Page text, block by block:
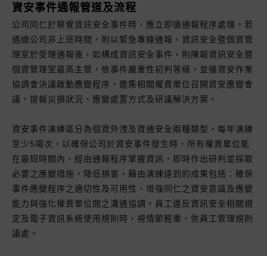
資安事件通報管道及流程
公司同仁於察覺資訊安全事件時，應立即循通報程序處理。若
遇總公司非上班時間，則以緊急專線通報。資訊安全暨個資管
理室於受理通報後，如構成資訊安全事件，則陳報資訊安全暨
個資管理室最高主管，依事件嚴重性初判等級，並循資安作業
協調會決議啟動應變程序，邀集相關權責單位召開資安應變會
議，提報災損狀況、應變處置方式及研議解決方案。
資安事件演練區分為個資外洩及資通安全兩種類型，每年演練
至少5場次，以確保公司於資安事件發生時，所有權責單位能
在最短時間內，經由通報程序掌握資訊，即時作出研判並採取
必要之應變措施，降低損害。藉由演練達到的成果包括：確保
事件應變程序之適切性及可用性、增強同仁之資安意識及應變
能力與強化權責單位間之溝通協調。員工違反資訊安全相關規
定及電子資訊系統使用規則時，視情節輕重，依員工管理規則
議處。